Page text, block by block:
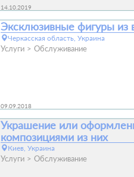
14.10.2019
Эксклюзивные фигуры из
Черкасская область, Украина
Услуги Обслуживание
09.09.2018
Украшение или
композициями из них
Киев, Украина
Услуги Обслуживание